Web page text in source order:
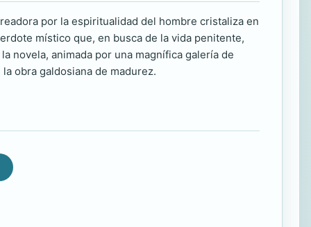
por la espiritualidad del hombre cristaliza en
místico que, en busca de la vida penitente,
novela, animada por una magnífica galería de
obra galdosiana de madurez.